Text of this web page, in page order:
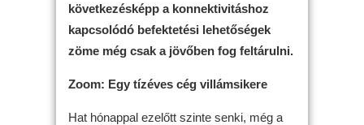
következésképp a konnektivitáshoz
kapcsolódó befektetési lehetőségek
zöme még csak a jövőben fog feltárulni.
Zoom: Egy tízéves cég villámsikere
Hat hónappal ezelőtt szinte senki, még a